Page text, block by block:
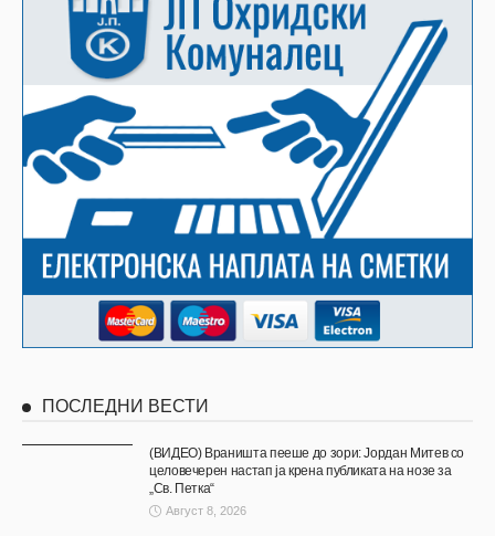
ПОСЛЕДНИ ВЕСТИ
(ВИДЕО) Враништа пееше до зори: Јордан Митев со
целовечерен настап ја крена публиката на нозе за
„Св. Петка“
Август 8, 2026